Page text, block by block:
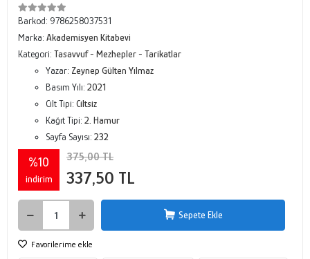
Barkod: 9786258037531
Marka: Akademisyen Kitabevi
Kategori: Tasavvuf - Mezhepler - Tarikatlar
Yazar: Zeynep Gülten Yılmaz
Basım Yılı: 2021
Cilt Tipi: Ciltsiz
Kağıt Tipi: 2. Hamur
Sayfa Sayısı: 232
%10
indirim
375,00 TL
337,50 TL
Sepete Ekle
Favorilerime ekle